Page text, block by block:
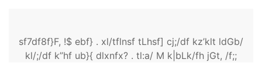
sf7df8f}F, !$ ebf} . xl/tflnsf tLhsf] cj;/df kz’klt ldGb/
kl/;/df k”hf ub}{ dlxnfx? . tl:a/ M k|bLk/fh jGt, /f;;